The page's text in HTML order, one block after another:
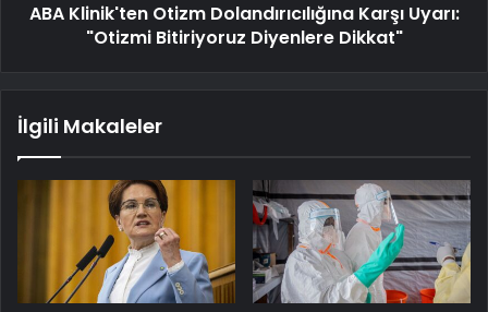
ABA Klinik'ten Otizm Dolandırıcılığına Karşı Uyarı:
"Otizmi Bitiriyoruz Diyenlere Dikkat"
İlgili Makaleler